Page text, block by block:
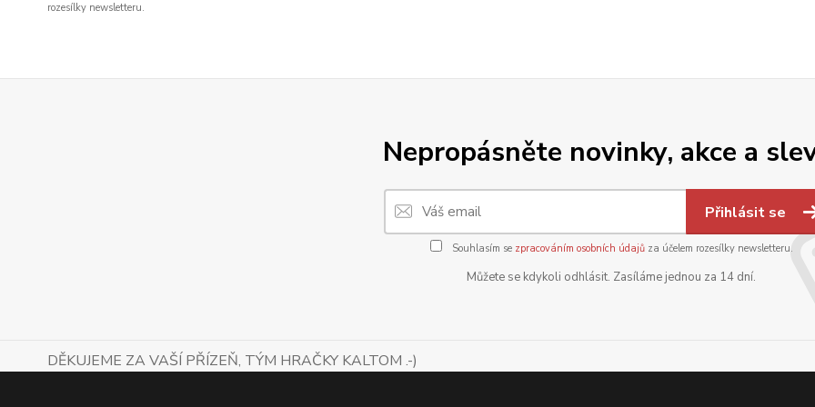
rozesílky newsletteru.
Nepropásněte novinky, akce a
Přihlásit se
Souhlasím se zpracováním osobních údajůza účelem rozesílky newsletteru.
Můžete se kdykoli odhlásit. Zasíláme jednou za 14 dní.
DĚKUJEME ZA VAŠÍ PŘÍZEŇ, TÝM HRAČKY KALTOM .-)